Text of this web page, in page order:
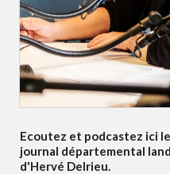
Ecoutez et podcastez ici le
journal départemental
d'Hervé Delrieu.